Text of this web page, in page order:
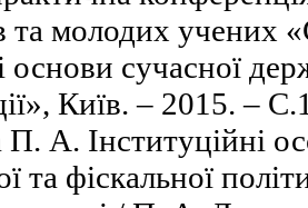
та молодих учених
основи сучасної
Київ. – 2015. –
А. Інституційні
та фіскальної